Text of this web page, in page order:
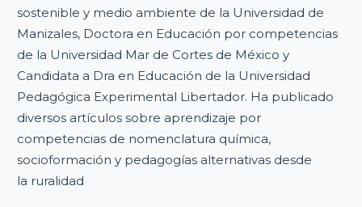
sostenible y medio ambiente de la Universidad de
Manizales, Doctora en Educación por competencias
de la Universidad Mar de Cortes de México y
Candidata a Dra en Educación de la Universidad
Pedagógica Experimental Libertador. Ha publicado
diversos artículos sobre aprendizaje por
competencias de nomenclatura química,
socioformación y pedagogías alternativas desde
la ruralidad